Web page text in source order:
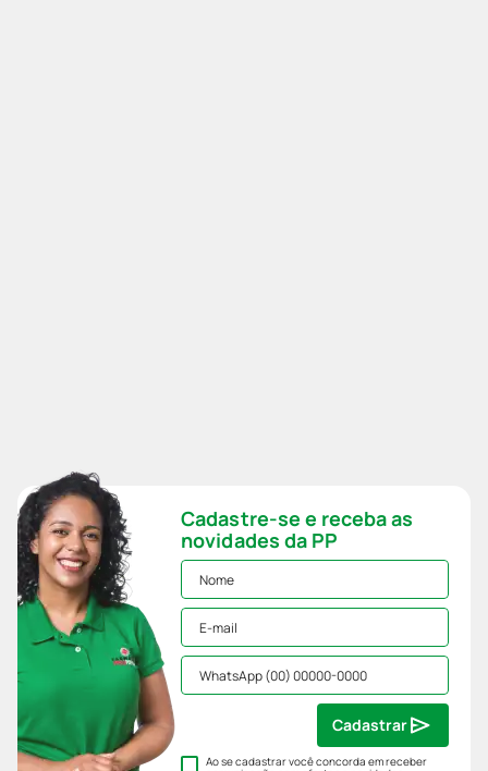
Cadastre-se e receba as
novidades da PP
Ao se cadastrar você concorda em receber
Cadastrar